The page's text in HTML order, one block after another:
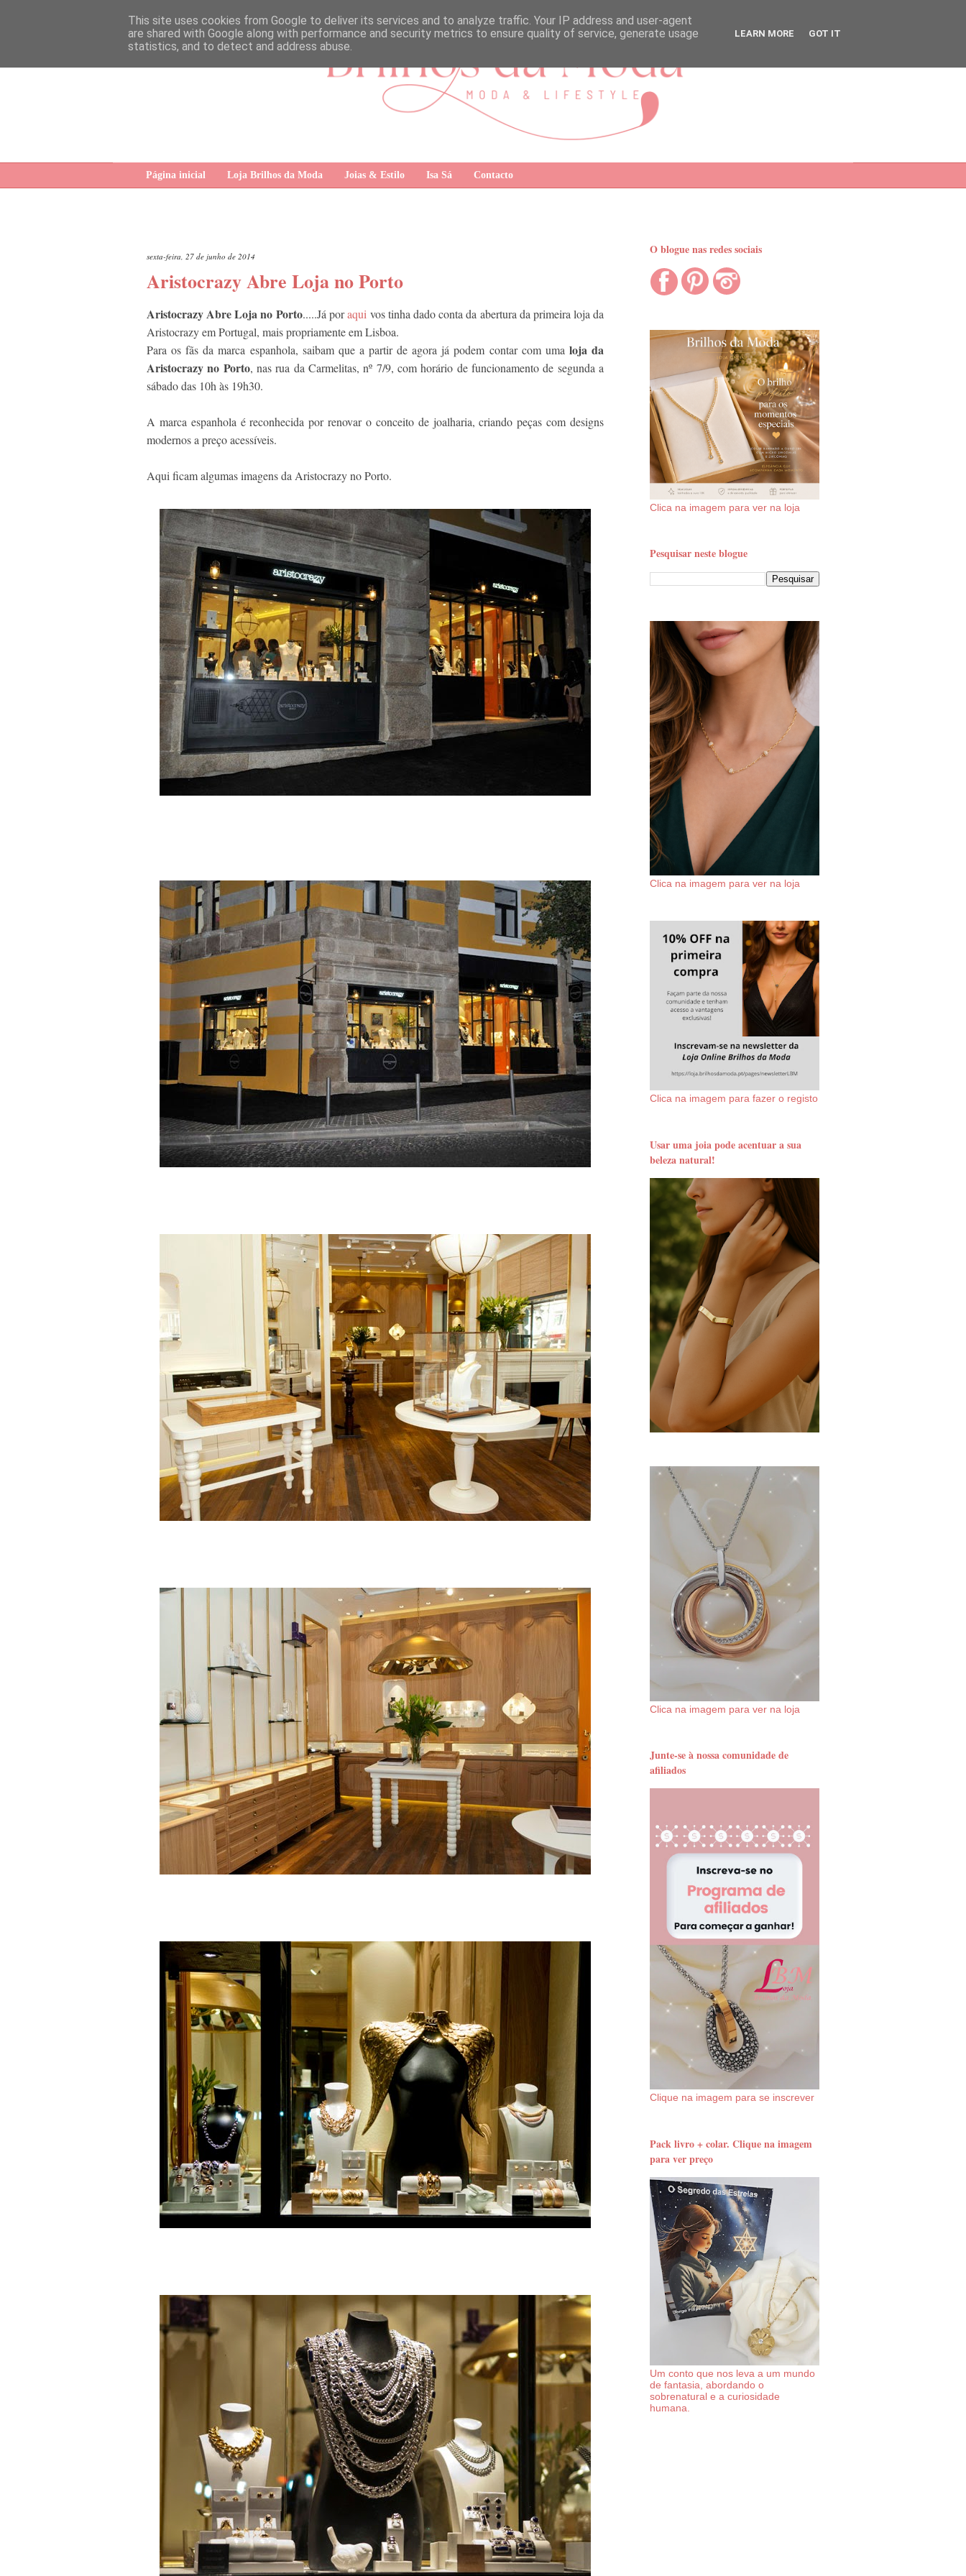
Página inicial Loja Brilhos da Moda Joias & Estilo Isa Sá Contacto
sexta-feira, 27 de junho de 2014
Aristocrazy Abre Loja no Porto
Aristocrazy Abre Loja no Porto.....Já poraqui vos tinha dado conta da abertura da primeira loja da
Aristocrazy em Portugal, mais propriamente em Lisboa.
Para os fãs da marca espanhola, saibam que a partir de agora já podem contar com uma loja da
Aristocrazy no Porto, nas rua da Carmelitas, nº 7/9, com horário de funcionamento de segunda a
sábado das 10h às 19h30.
A marca espanhola é reconhecida por renovar o conceito de joalharia, criando peças com designs
modernos a preço acessíveis.
Aqui ficam algumas imagens da Aristocrazy no Porto.
O blogue nas redes sociais
Clica na imagem para ver na loja
Pesquisar neste blogue
Clica na imagem para ver na loja
Clica na imagem para fazer o registo
Usar uma joia pode acentuar a sua
beleza natural!
Clica na imagem para ver na loja
Junte-se à nossa comunidade de
afiliados
Clique na imagem para se inscrever
Pack livro + colar. Clique na imagem
para ver preço
Um conto que nos leva a um mundo
de fantasia, abordando o
sobrenatural e a curiosidade
humana.
This site uses cookies from Google to deliver its services and to analyze traffic. Your IP address and user-agent
are shared with Google along with performance and security metrics to ensure quality of service, generate usage
statistics, and to detect and address abuse.
LEARN MORE GOT IT